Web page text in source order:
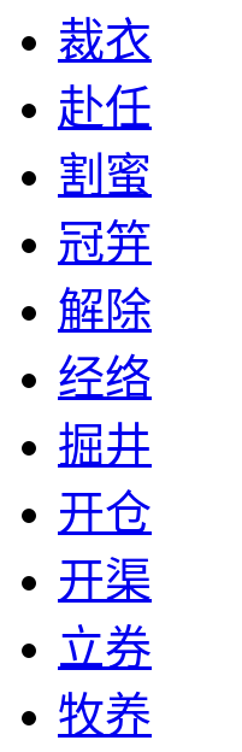
裁衣
赴任
割蜜
冠笄
解除
经络
掘井
开仓
开渠
立券
牧养